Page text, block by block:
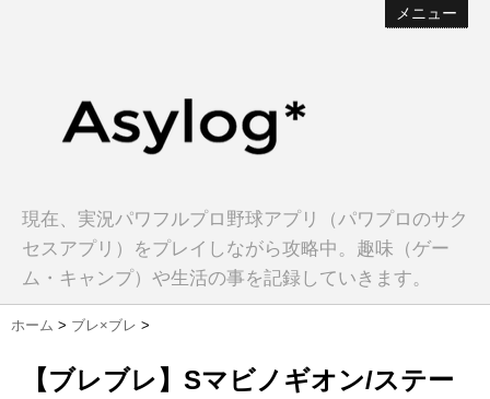
メニュー
現在、実況パワフルプロ野球アプリ（パワプロのサク
セスアプリ）をプレイしながら攻略中。趣味（ゲー
ム・キャンプ）や生活の事を記録していきます。
ホーム > ブレ×ブレ >
【ブレブレ】Sマビノギオン/ステー